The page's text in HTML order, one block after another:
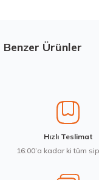
Görüş ve önerileriniz için
Ürün bilgilerinde
Ürün fiyatı diğer
Bu ürüne benzer
Benzer Ürünler
Hankook 205/65R16C
Hızlı Teslimat
16:00’a kadar ki tüm